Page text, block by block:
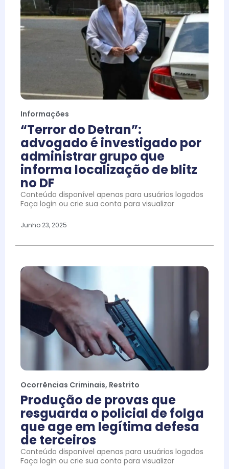
Informações
“Terror do Detran”:
advogado é investigado por
administrar grupo que
informa localização de blitz
no DF
Conteúdo disponível apenas para usuários logados
Faça login ou crie sua conta para visualizar
Junho 23, 2025
Ocorrências Criminais, Restrito
Produção de provas que
resguarda o policial de folga
que age em legítima defesa
de terceiros
Conteúdo disponível apenas para usuários logados
Faça login ou crie sua conta para visualizar